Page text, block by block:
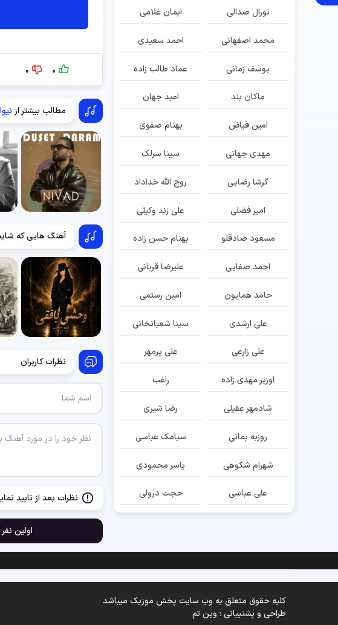
0
0
مطالب بیشتر از
آهنگ هایی که
نظرات کاربران
نظرات بعد از تایید
اولین
تورال صدالی ایمان غلامی
محمد اصفهانی احمد سعیدی
یوسف زمانی عماد طالب زاده
ماکان بند امید جهان
امین فیاض بهنام صفوی
مهدی جهانی سینا سرلک
گرشا رضایی روح الله خداداد
امیر فضلی علی زند وکیلی
مسعود صادقلو بهنام حسن زاده
احمد صفایی علیرضا قربانی
حامد همایون امین رستمی
علی ارشدی سینا شعبانخانی
علی زارعی علی پرمهر
اوزیر مهدی زاده راغب
شادمهر عقیلی رضا شیری
روزبه بمانی سیامک عباسی
شهرام شکوهی یاسر محمودی
علی عباسی حجت درولی
کلیه حقوق متعلق به وب سایت پخش موزیک میباشد
طراحی و پشتیبانی : وین تم